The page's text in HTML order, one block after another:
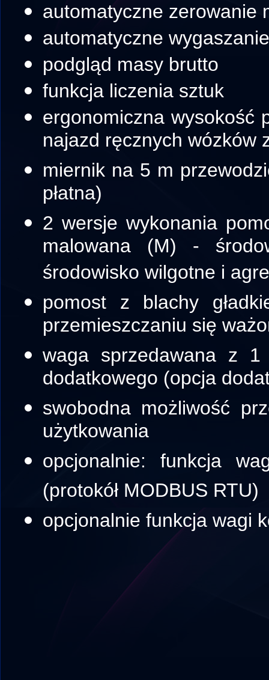
automatyczne zerowanie
automatyczne
podgląd masy brutto
funkcja liczenia sztuk
ergonomiczna wysokość
najazd ręcznych wózków
miernik na 5 m
płatna)
2 wersje wykonania
malowana (M) -
środowisko wilgotne i
pomost z blachy
przemieszczaniu się
waga sprzedawana z 1
dodatkowego (opcja
swobodna możliwość
użytkowania
opcjonalnie: funkcja
(protokół MODBUS RTU)
opcjonalnie funkcja wagi